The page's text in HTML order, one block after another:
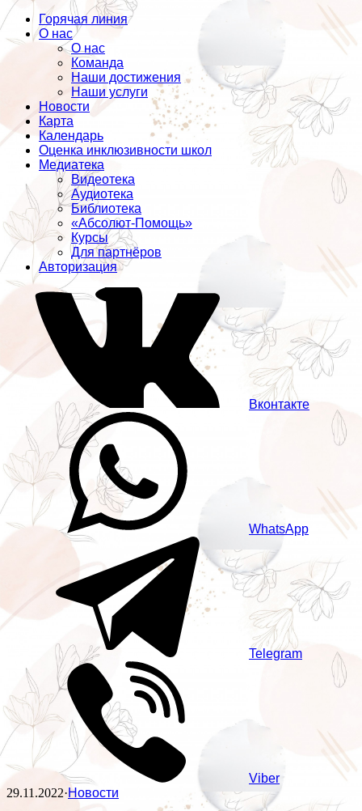
Горячая линия
О нас
О нас
Команда
Наши достижения
Наши услуги
Новости
Карта
Календарь
Оценка инклюзивности школ
Медиатека
Видеотека
Аудиотека
Библиотека
«Абсолют-Помощь»
Курсы
Для партнёров
Авторизация
Вконтакте
WhatsApp
Telegram
Viber
29.11.2022·Новости